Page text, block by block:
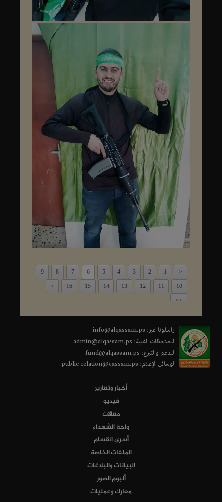
<
1
2
3
4
5
6
7
8
9
10
11
12
13
14
15
16
>
>>
راسلونا عبر: info@alqassam.ps
للملاحظات الفنية: admin@alqassam.ps
للدعم والتبرع: fund@alqassam.ps
لوسائل الإعلام: public-relation@qassam.ps
أخبار وتقارير
فيديو
مقالات
واحة الشهداء
أسرى القسام
الملفات الخاصة
البيانات والبلاغات
ألبوم الصور
معارك وعمليات